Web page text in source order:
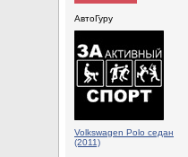
АвтоГуру
Volkswagen Polo седан
(2011)